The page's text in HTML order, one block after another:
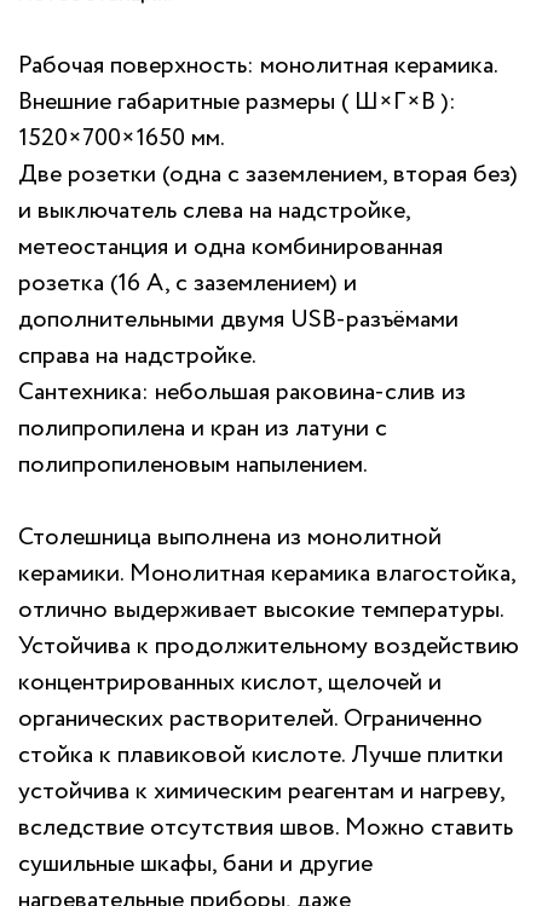
Рабочая поверхность: монолитная керамика.
Внешние габаритные размеры ( Ш×Г×В ):
1520×700×1650 мм.
Две розетки (одна с заземлением, вторая без)
и выключатель слева на надстройке,
метеостанция и одна комбинированная
розетка (16 А, с заземлением) и
дополнительными двумя USB-разъёмами
справа на надстройке.
Сантехника: небольшая раковина-слив из
полипропилена и кран из латуни с
полипропиленовым напылением.
Столешница выполнена из монолитной
керамики. Монолитная керамика влагостойка,
отлично выдерживает высокие температуры.
Устойчива к продолжительному воздействию
концентрированных кислот, щелочей и
органических растворителей. Ограниченно
стойка к плавиковой кислоте. Лучше плитки
устойчива к химическим реагентам и нагреву,
вследствие отсутствия швов. Можно ставить
сушильные шкафы, бани и другие